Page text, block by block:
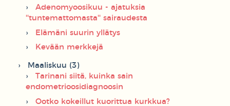
Adenomyoosikuu - ajatuksia
''tuntemattomasta'' sairaudesta
Elämäni suurin yllätys
Kevään merkkejä
Maaliskuu (3)
Tarinani siitä, kuinka sain
endometrioosidiagnoosin
Ootko kokeillut kuorittua kurkkua?